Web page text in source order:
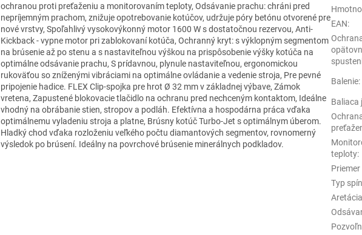
ochranou proti preťaženiu a monitorovaním teploty, Odsávanie prachu: chráni pred
nepríjemným prachom, znižuje opotrebovanie kotúčov, udržuje póry betónu otvorené pre
nové vrstvy, Spoľahlivý vysokovýkonný motor 1600 W s dostatočnou rezervou, Anti-
Kickback - vypne motor pri zablokovaní kotúča, Ochranný kryt: s výklopným segmentom
na brúsenie až po stenu a s nastaviteľnou výškou na prispôsobenie výšky kotúča na
optimálne odsávanie prachu, S prídavnou, plynule nastaviteľnou, ergonomickou
rukoväťou so zníženými vibráciami na optimálne ovládanie a vedenie stroja, Pre pevné
pripojenie hadice. FLEX Clip-spojka pre hrot Ø 32 mm v základnej výbave, Zámok
vretena, Zapustené blokovacie tlačidlo na ochranu pred nechceným kontaktom, Ideálne
vhodný na obrábanie stien, stropov a podláh. Efektívna a hospodárna práca vďaka
optimálnemu vyladeniu stroja a platne, Brúsny kotúč Turbo-Jet s optimálnym úberom.
Hladký chod vďaka rozloženiu veľkého počtu diamantových segmentov, rovnomerný
výsledok po brúsení. Ideálny na povrchové brúsenie minerálnych podkladov.
EAN:
Balenie:
Baliaca
teploty:
Typ